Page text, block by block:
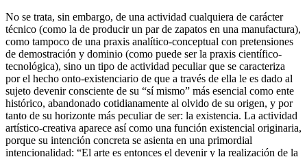
No se trata, sin embargo, de una actividad cualquiera de carácter
técnico (como la de producir un par de zapatos en una manufactura),
como tampoco de una praxis analítico-conceptual con pretensiones
de demostración y dominio (como puede ser la praxis científico-
tecnológica), sino un tipo de actividad peculiar que se caracteriza
por el hecho onto-existenciario de que a través de ella le es dado al
sujeto devenir consciente de su “sí mismo” más esencial como ente
histórico, abandonado cotidianamente al olvido de su origen, y por
tanto de su horizonte más peculiar de ser: la existencia. La actividad
artístico-creativa aparece así como una función existencial originaria,
porque su intención concreta se asienta en una primordial
intencionalidad: “El arte es entonces el devenir y la realización de la